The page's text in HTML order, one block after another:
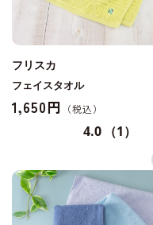
フリスカ
フェイスタオル
1,650円
4.0 （1）